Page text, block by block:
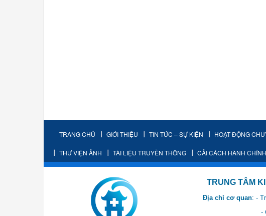
TRANG CHỦ GIỚI THIỆU TIN TỨC – SỰ KIỆN HOẠT ĐỘNG
THƯ VIỆN ẢNH TÀI LIỆU TRUYỀN THÔNG CẢI CÁCH HÀNH
TRUNG TÂM KIỂM
Địa chỉ cơ quan: -
- Cơ sở 2: Khu Hành